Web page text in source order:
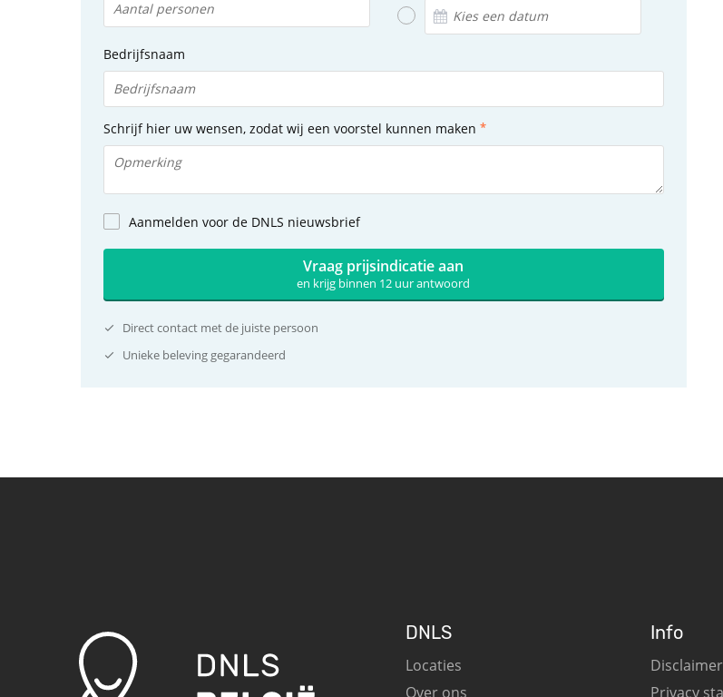
Bedrijfsnaam
Schrijf hier uw wensen, zodat wij een voorstel kunnen maken
Aanmelden voor de DNLS nieuwsbrief
Vraag prijsindicatie aan
en krijg binnen 12 uur antwoord
Direct contact met de juiste persoon
Unieke beleving gegarandeerd
DNLS
Locaties
Over ons
Info
Disclaimer
Privacy